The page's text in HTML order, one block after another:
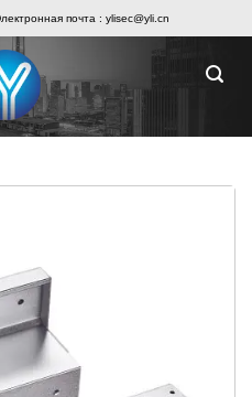
почта : ylisec@yli.cn